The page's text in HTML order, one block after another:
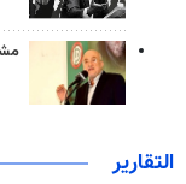
التقارير